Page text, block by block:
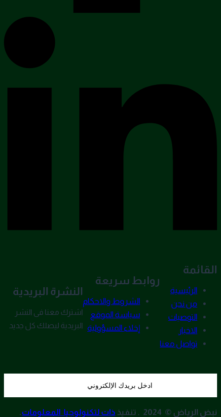
القائمة
الرئيسية
من نحن
التوصيات
الاخبار
تواصل معنا
روابط سريعة
الشروط والاحكام
سياسة الموقع
إخلاء المسؤولية
النشرة البريدية
اشترك معنا فى النشر
البريدية ليصلك كل جديد
نبض الرياض © 2024 . تنفيذ ذات لتكنولوجيا المعلومات.